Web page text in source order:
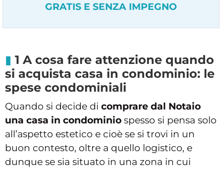
GRATIS E SENZA IMPEGNO
1 A cosa fare attenzione quando
si acquista casa in condominio: le
spese condominiali
Quando si decide di comprare dal Notaio
una casa in condominio spesso si pensa solo
all’aspetto estetico e cioè se si trovi in un
buon contesto, oltre a quello logistico, e
dunque se sia situato in una zona in cui